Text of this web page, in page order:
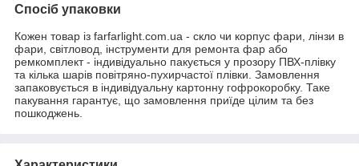
Спосіб упаковки
Кожен товар із farfarlight.com.ua - скло чи корпус фари, лінзи в
фари, світловод, інструменти для ремонта фар або
ремкомплект - індивідуально пакується у прозору ПВХ-плівку
та кілька шарів повітряно-пухирчастої плівки. Замовлення
запаковується в індивідуальну картонну гофрокоробку. Таке
пакування гарантує, що замовлення приїде цілим та без
пошкоджень.